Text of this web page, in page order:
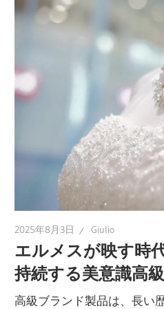
2025年8月3日 Giulio
エルメスが映す時
持続する美意識高
高級ブランド製品は、長い